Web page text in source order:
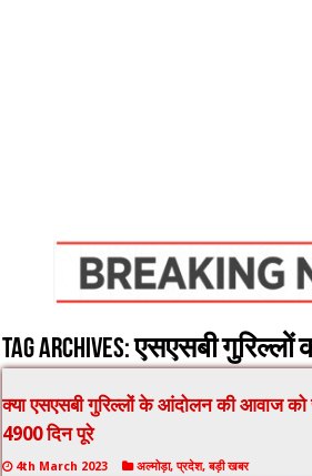
Tag Archives:एसएसबी
क्या एसएसबी गुरिल्लों के आंदोलन की आवाज
4900 दिन पूरे
4th March 2023 अल्मोड़ा,प्रदेश,बड़ी खबर